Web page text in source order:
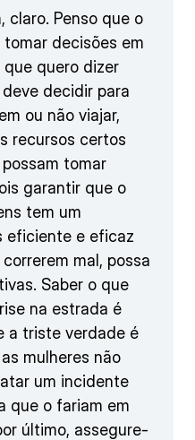
claro. Penso que o
decisões em
que quero dizer
decidir para
ou não viajar,
recursos certos
tomar
garantir que o
tem um
eficiente e eficaz
mal, possa
Saber o que
na estrada é
a triste verdade é
mulheres não
um incidente
que o fariam em
último, assegure-